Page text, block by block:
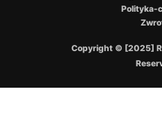
Copyright © [2025]
Polityka-